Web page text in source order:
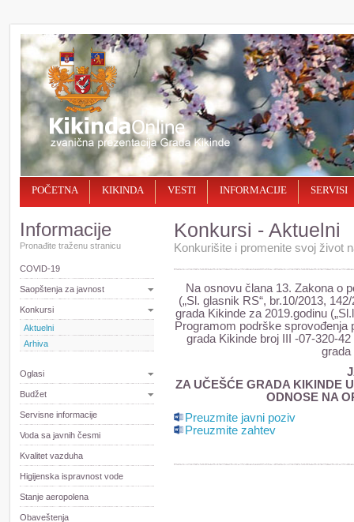
POČETNA KIKINDA VESTI INFORMACIJE SERVISI
Informacije
Pronađite traženu stranicu
COVID-19
Saopštenja za javnost
Konkursi
Aktuelni
Arhiva
Oglasi
Budžet
Servisne informacije
Voda sa javnih česmi
Kvalitet vazduha
Higijenska ispravnost vode
Stanje aeropolena
Obaveštenja
Konkursi - Aktuelni
Konkurišite i promenite svoj život
Na osnovu člana 13. Zakona o
(„Sl. glasnik RS“, br.10/2013,
grada Kikinde za 2019.godinu
Programom podrške sprovođenja
grada Kikinde broj III -07-320-
grada
ZA UČEŠĆE GRADA KIKINDE
ODNOSE NA
Preuzmite javni poziv
Preuzmite zahtev